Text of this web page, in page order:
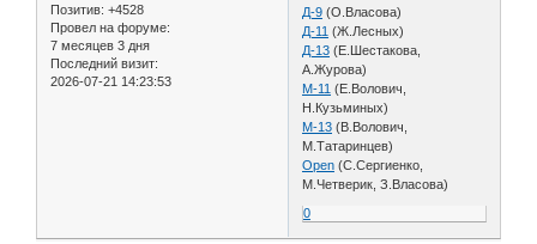
Позитив: +4528
Провел на форуме:
7 месяцев 3 дня
Последний визит:
2026-07-21 14:23:53
Д-9 (О.Власова)
Д-11 (Ж.Лесных)
Д-13 (Е.Шестакова,
А.Журова)
М-11 (Е.Волович,
Н.Кузьминых)
М-13 (В.Волович,
М.Татаринцев)
Open (С.Сергиенко,
М.Четверик, З.Власова)
0